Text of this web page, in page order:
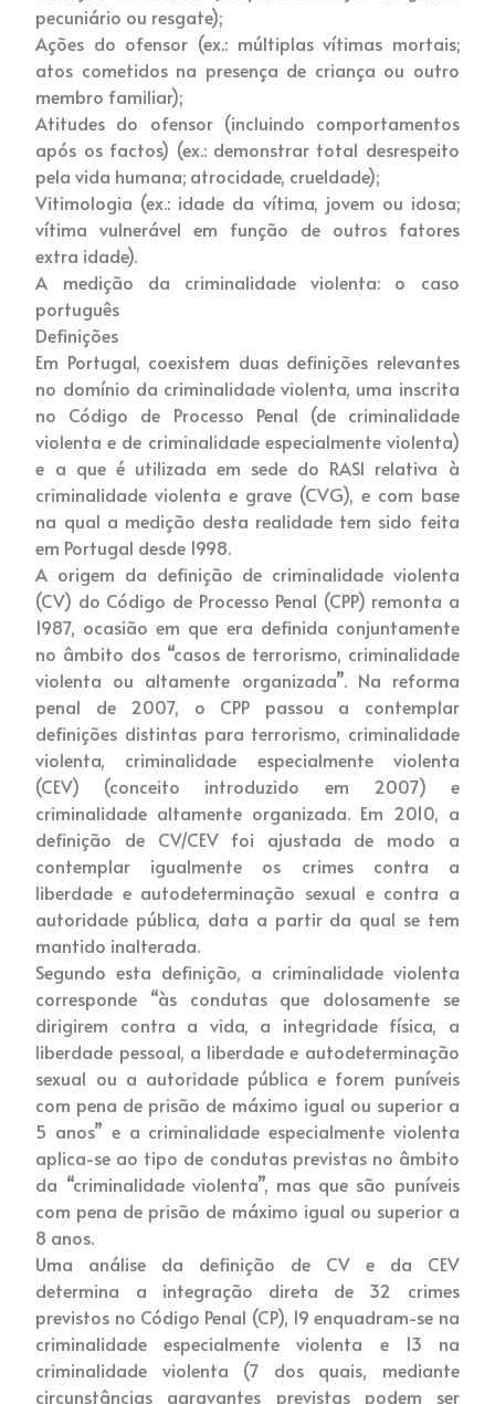
pecuniário ou resgate);
Ações do ofensor (ex.: múltiplas vítimas mortais;
atos cometidos na presença de criança ou outro
membro familiar);
Atitudes do ofensor (incluindo comportamentos
após os factos) (ex.: demonstrar total desrespeito
pela vida humana; atrocidade, crueldade);
Vitimologia (ex.: idade da vítima, jovem ou idosa;
vítima vulnerável em função de outros fatores
extra idade).
A medição da criminalidade violenta: o caso
português
Definições
Em Portugal, coexistem duas definições relevantes
no domínio da criminalidade violenta, uma inscrita
no Código de Processo Penal (de criminalidade
violenta e de criminalidade especialmente violenta)
e a que é utilizada em sede do RASI relativa à
criminalidade violenta e grave (CVG), e com base
na qual a medição desta realidade tem sido feita
em Portugal desde 1998.
A origem da definição de criminalidade violenta
(CV) do Código de Processo Penal (CPP) remonta a
1987, ocasião em que era definida conjuntamente
no âmbito dos “casos de terrorismo, criminalidade
violenta ou altamente organizada”. Na reforma
penal de 2007, o CPP passou a contemplar
definições distintas para terrorismo, criminalidade
violenta, criminalidade especialmente violenta
(CEV) (conceito introduzido em 2007) e
criminalidade altamente organizada. Em 2010, a
definição de CV/CEV foi ajustada de modo a
contemplar igualmente os crimes contra a
liberdade e autodeterminação sexual e contra a
autoridade pública, data a partir da qual se tem
mantido inalterada.
Segundo esta definição, a criminalidade violenta
corresponde “às condutas que dolosamente se
dirigirem contra a vida, a integridade física, a
liberdade pessoal, a liberdade e autodeterminação
sexual ou a autoridade pública e forem puníveis
com pena de prisão de máximo igual ou superior a
5 anos” e a criminalidade especialmente violenta
aplica-se ao tipo de condutas previstas no âmbito
da “criminalidade violenta”, mas que são puníveis
com pena de prisão de máximo igual ou superior a
8 anos.
Uma análise da definição de CV e da CEV
determina a integração direta de 32 crimes
previstos no Código Penal (CP), 19 enquadram-se na
criminalidade especialmente violenta e 13 na
criminalidade violenta (7 dos quais, mediante
circunstâncias agravantes previstas podem ser